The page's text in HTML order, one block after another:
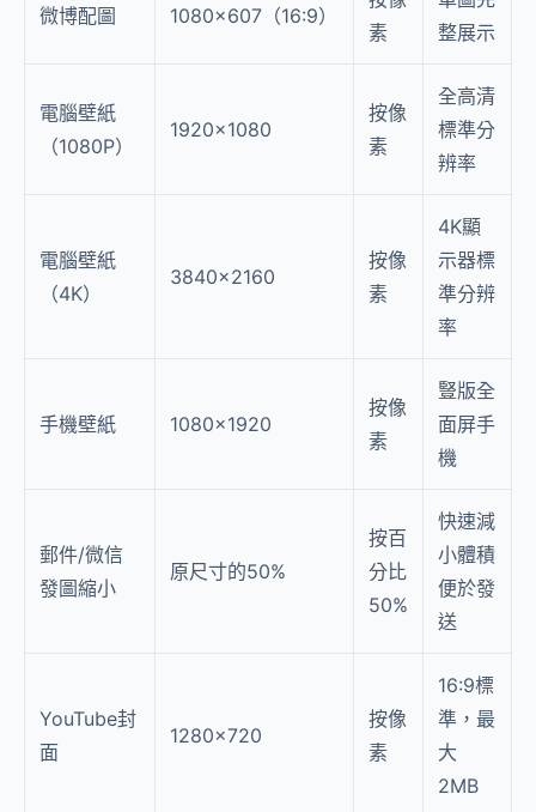
微博配圖 1080×607（16:9）
素
整展示
電腦壁紙
（1080P）
1920×1080
按像
素
全高清
標準分
辨率
電腦壁紙
（4K）
3840×2160
按像
素
4K顯
示器標
準分辨
率
手機壁紙 1080×1920
按像
素
豎版全
面屏手
機
郵件/微信
發圖縮小
原尺寸的50%
按百
分比
50%
快速減
小體積
便於發
送
YouTube封
面
1280×720
按像
素
16:9標
準，最
大
2MB